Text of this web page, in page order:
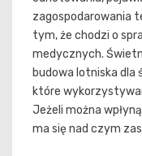
zagospodarowania
tym, że chodzi o
medycznych.
budowa lotniska dla
które
Jeżeli można
ma się nad czym